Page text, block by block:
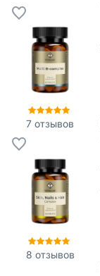
7 отзывов
8 отзывов